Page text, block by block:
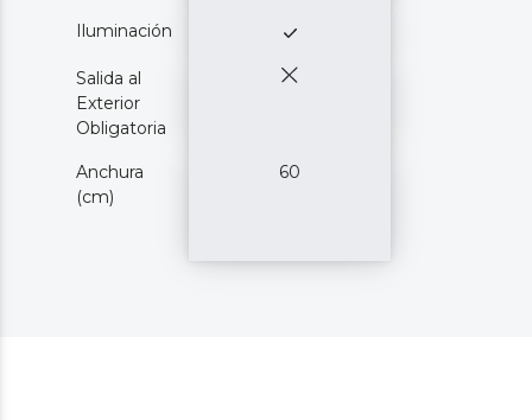
Iluminación
Salida al
Exterior
Obligatoria
Anchura
(cm)
60